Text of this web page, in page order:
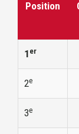
Position
1 er
2e
3e